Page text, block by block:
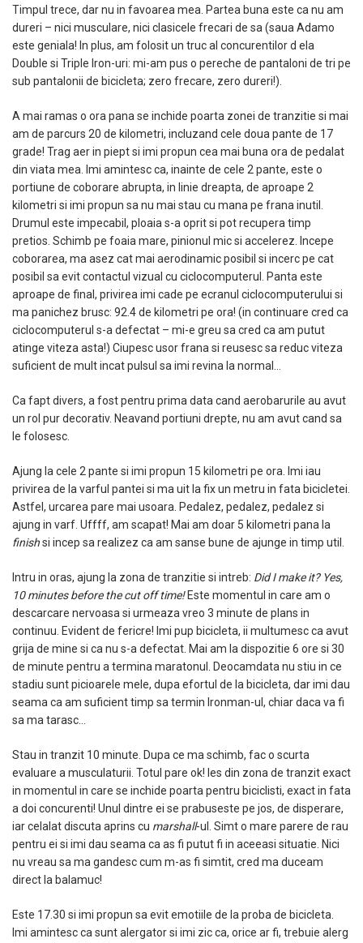
Timpul trece, dar nu in favoarea mea. Partea buna este ca nu am
dureri – nici musculare, nici clasicele frecari de sa (saua Adamo
este geniala! In plus, am folosit un truc al concurentilor d ela
Double si Triple Iron-uri: mi-am pus o pereche de pantaloni de tri pe
sub pantalonii de bicicleta; zero frecare, zero dureri!).
A mai ramas o ora pana se inchide poarta zonei de tranzitie si mai
am de parcurs 20 de kilometri, incluzand cele doua pante de 17
grade! Trag aer in piept si imi propun cea mai buna ora de pedalat
din viata mea. Imi amintesc ca, inainte de cele 2 pante, este o
portiune de coborare abrupta, in linie dreapta, de aproape 2
kilometri si imi propun sa nu mai stau cu mana pe frana inutil.
Drumul este impecabil, ploaia s-a oprit si pot recupera timp
pretios. Schimb pe foaia mare, pinionul mic si accelerez. Incepe
coborarea, ma asez cat mai aerodinamic posibil si incerc pe cat
posibil sa evit contactul vizual cu ciclocomputerul. Panta este
aproape de final, privirea imi cade pe ecranul ciclocomputerului si
ma panichez brusc: 92.4 de kilometri pe ora! (in continuare cred ca
ciclocomputerul s-a defectat – mi-e greu sa cred ca am putut
atinge viteza asta!) Ciupesc usor frana si reusesc sa reduc viteza
suficient de mult incat pulsul sa imi revina la normal…
Ca fapt divers, a fost pentru prima data cand aerobarurile au avut
un rol pur decorativ. Neavand portiuni drepte, nu am avut cand sa
le folosesc.
Ajung la cele 2 pante si imi propun 15 kilometri pe ora. Imi iau
privirea de la varful pantei si ma uit la fix un metru in fata bicicletei.
Astfel, urcarea pare mai usoara. Pedalez, pedalez, pedalez si
ajung in varf. Uffff, am scapat! Mai am doar 5 kilometri pana la
finishsi incep sa realizez ca am sanse bune de ajunge in timp util.
Intru in oras, ajung la zona de tranzitie si intreb: Did I make it? Yes,
10 minutes before the cut off time!Este momentul in care am o
descarcare nervoasa si urmeaza vreo 3 minute de plans in
continuu. Evident de fericre! Imi pup bicicleta, ii multumesc ca avut
grija de mine si ca nu s-a defectat. Mai am la dispozitie 6 ore si 30
de minute pentru a termina maratonul. Deocamdata nu stiu in ce
stadiu sunt picioarele mele, dupa efortul de la bicicleta, dar imi dau
seama ca am suficient timp sa termin Ironman-ul, chiar daca va fi
sa ma tarasc…
Stau in tranzit 10 minute. Dupa ce ma schimb, fac o scurta
evaluare a musculaturii. Totul pare ok! Ies din zona de tranzit exact
in momentul in care se inchide poarta pentru biciclisti, exact in fata
a doi concurenti! Unul dintre ei se prabuseste pe jos, de disperare,
iar celalat discuta aprins cu marshall-ul. Simt o mare parere de rau
pentru ei si imi dau seama ca as fi putut fi in aceeasi situatie. Nici
nu vreau sa ma gandesc cum m-as fi simtit, cred ma duceam
direct la balamuc!
Este 17.30 si imi propun sa evit emotiile de la proba de bicicleta.
Imi amintesc ca sunt alergator si imi zic ca, orice ar fi, trebuie alerg